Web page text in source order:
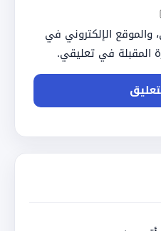
والموقع الإلكتروني في
المقبلة في تعليقي.